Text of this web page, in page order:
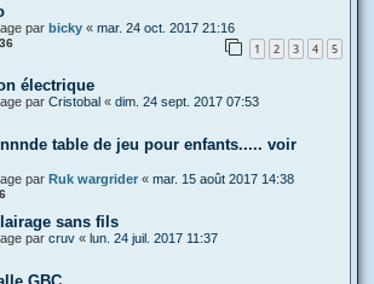
par bicky « mar. 24 oct. 2017 21:16
1 2 3 4 5
électrique
par Cristobal « dim. 24 sept. 2017 07:53
table de jeu pour enfants..... voir
par Ruk wargrider « mar. 15 août 2017 14:38
sans fils
par cruv « lun. 24 juil. 2017 11:37